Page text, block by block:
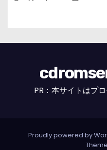
PR：本サイトはプ
Proudly powered by